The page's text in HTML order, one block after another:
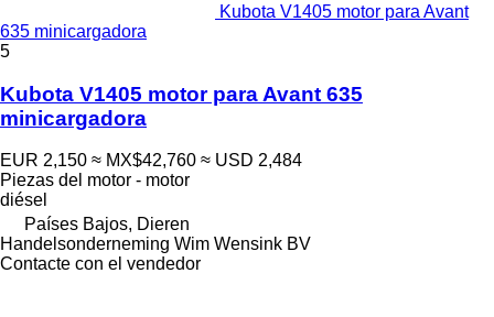
Kubota V1405 motor para Avant
635 minicargadora
5
Kubota V1405 motor para Avant 635
minicargadora
EUR 2,150 ≈ MX$42,760 ≈ USD 2,484
Piezas del motor - motor
diésel
Países Bajos, Dieren
Handelsonderneming Wim Wensink BV
Contacte con el vendedor